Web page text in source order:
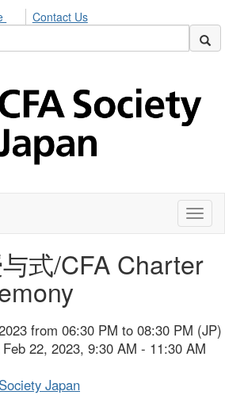
Contact Us
式/CFA Charter
from 06:30 PM to 08:30 PM (JP)
22, 2023, 9:30 AM - 11:30 AM
Japan